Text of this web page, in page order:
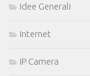
Idee Generali
Internet
IP Camera